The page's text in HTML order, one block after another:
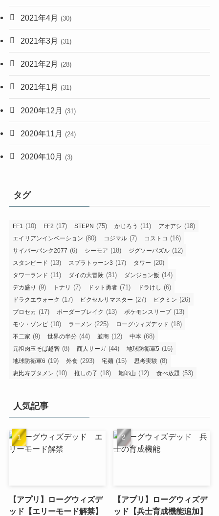
2021年4月 (30)
2021年3月 (31)
2021年2月 (28)
2021年1月 (31)
2020年12月 (31)
2020年11月 (24)
2020年10月 (3)
タグ
FF1 (10) FF2 (17) STEPN (75) かじろう (11) アオアシ (18)
エイリアンインベーション (80) コジマル (7) コストコ (16)
サイバーパンク2077 (6) シーモア (18) ジグソーパズル (12)
スタンピード (13) スプラトゥーン3 (17) タワー (20)
タワーランド (11) ダイの大冒険 (31) ダンジョン飯 (14)
デカ盛り (9) トナリ (7) ドット勇者 (71) ドラけし (6)
ドラクエウォーク (17) ピクセルリマスター (27) ピクミン (26)
プロセカ (17) ボーダーブレイク (13) ポケモンスリープ(13)
モウ・ゾンビ (10) ラーメン (225) ローグウィズデッド (18)
不二家 (9) 世界の半分 (44) 並商 (12) 中本 (68)
元祖肉玉そば越智 (8) 商人サーガ (44) 地球防衛軍5 (16)
地球防衛軍6 (19) 外食 (293) 宅麺 (15) 思考実験 (8)
恵比寿ブタメン (10) 推しの子 (18) 旭郎山 (12) 食べ放題 (53)
人気記事
【アプリ】ローグウィズデ
ッド【エリーモード解禁】
【アプリ】ローグウィズデ
ッド【兵士育成機能追加】